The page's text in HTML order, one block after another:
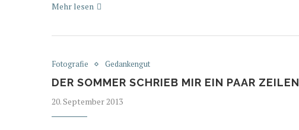
Mehr lesen
Fotografie Gedankengut
DER SOMMER SCHRIEB MIR EIN PAAR ZEILEN
20. September 2013